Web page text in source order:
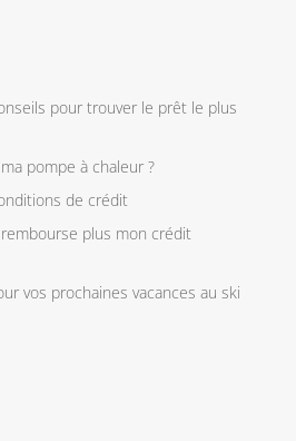
pour trouver le prêt le plus
pompe à chaleur ?
de crédit
plus mon crédit
vos prochaines vacances au ski